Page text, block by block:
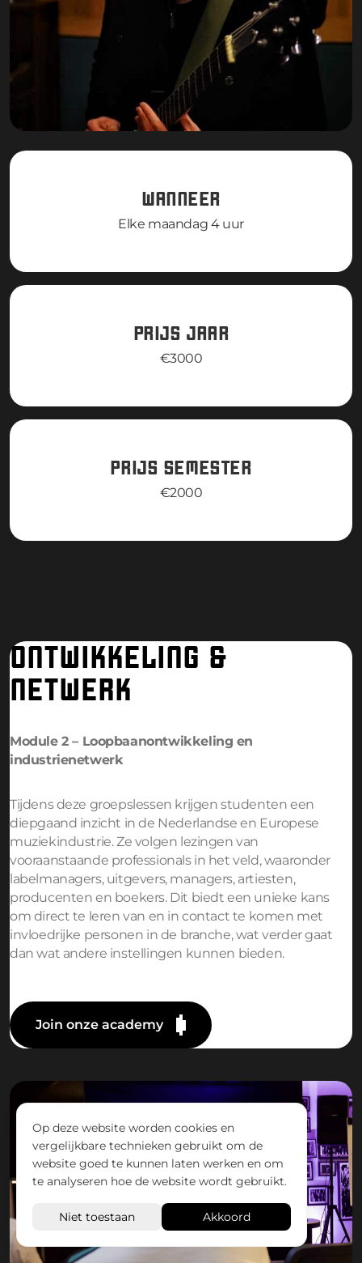
WANNEER
Elke maandag 4 uur
PRIJS JAAR
€3000
PRIJS SEMESTER
€2000
ONTWIKKELING &
NETWERK
Module 2 – Loopbaanontwikkeling en
industrienetwerk
Tijdens deze groepslessen krijgen studenten een
diepgaand inzicht in de Nederlandse en Europese
muziekindustrie. Ze volgen lezingen van
vooraanstaande professionals in het veld, waaronder
labelmanagers, uitgevers, managers, artiesten,
producenten en boekers. Dit biedt een unieke kans
om direct te leren van en in contact te komen met
invloedrijke personen in de branche, wat verder gaat
dan wat andere instellingen kunnen bieden.
Join onze academy
Op deze website worden cookies en
vergelijkbare technieken gebruikt om de
website goed te kunnen laten werken en om
te analyseren hoe de website wordt gebruikt.